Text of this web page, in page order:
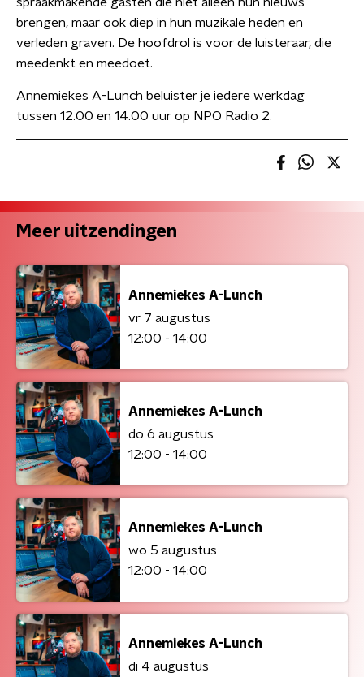
brengen, maar ook diep in hun muzikale heden en
verleden graven. De hoofdrol is voor de luisteraar, die
meedenkt en meedoet.
Annemiekes A-Lunch beluister je iedere werkdag
tussen 12.00 en 14.00 uur op NPO Radio 2.
Meer uitzendingen
Annemiekes A-Lunch
vr 7 augustus
12:00 - 14:00
Annemiekes A-Lunch
do 6 augustus
12:00 - 14:00
Annemiekes A-Lunch
wo 5 augustus
12:00 - 14:00
Annemiekes A-Lunch
di 4 augustus